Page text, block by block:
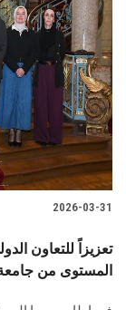
2026-03-31
تعزيزاً للتعاون
المستوى من جامعة